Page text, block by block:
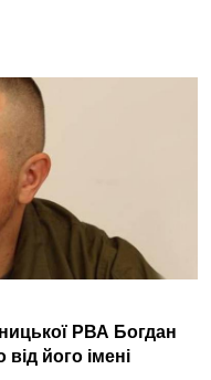
РВА Богдан
його імені